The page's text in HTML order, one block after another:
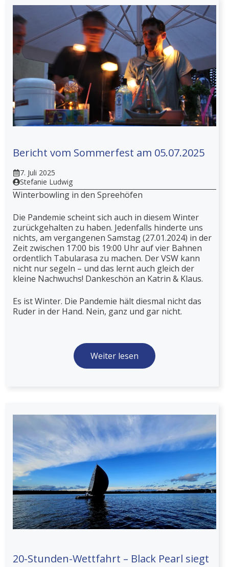
Bericht vom Sommerfest am 05.07.2025
7. Juli 2025
Stefanie Ludwig
Winterbowling in den Spreehöfen
Die Pandemie scheint sich auch in diesem Winter
zurückgehalten zu haben. Jedenfalls hinderte uns
nichts, am vergangenen Samstag (27.01.2024) in der
Zeit zwischen 17:00 bis 19:00 Uhr auf vier Bahnen
ordentlich Tabularasa zu machen. Der VSW kann
nicht nur segeln – und das lernt auch gleich der
kleine Nachwuchs! Dankeschön an Katrin & Klaus.
Es ist Winter. Die Pandemie hält diesmal nicht das
Ruder in der Hand. Nein, ganz und gar nicht.
Weiter lesen
20-Stunden-Wettfahrt – Black Pearl siegt